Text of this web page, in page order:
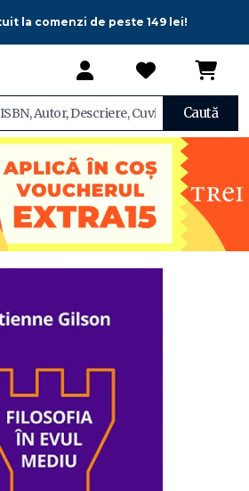
la comenzi de peste 149 lei!
Caută